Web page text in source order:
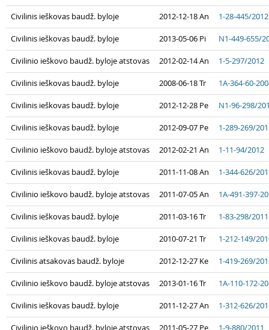
Civilinis ieškovas baudž. byloje 2012-12-18 An 1-28-445/2012
Civilinis ieškovas baudž. byloje 2013-05-06 Pi N1-449-655/
Civilinio ieškovo baudž. byloje atstovas 2012-02-14 An 1-5-297/2012
Civilinis ieškovas baudž. byloje 2008-06-18 Tr 1A-364-60-
Civilinis ieškovas baudž. byloje 2012-12-28 Pe N1-96-298/
Civilinis ieškovas baudž. byloje 2012-09-07 Pe 1-289-269/
Civilinio ieškovo baudž. byloje atstovas 2012-02-21 An 1-11-94/2012
Civilinis ieškovas baudž. byloje 2011-11-08 An 1-344-626/
Civilinio ieškovo baudž. byloje atstovas 2011-07-05 An 1A-491-397-
Civilinis ieškovas baudž. byloje 2011-03-16 Tr 1-83-298/2011
Civilinis ieškovas baudž. byloje 2010-07-21 Tr 1-212-149/
Civilinis atsakovas baudž. byloje 2012-12-27 Ke 1-419-269/
Civilinio ieškovo baudž. byloje atstovas 2013-01-16 Tr 1A-110-172-
Civilinis ieškovas baudž. byloje 2011-12-27 An 1-312-626/
Civilinio ieškovo baudž. byloje atstovas 2011-05-27 Pe 1-9-880/2011